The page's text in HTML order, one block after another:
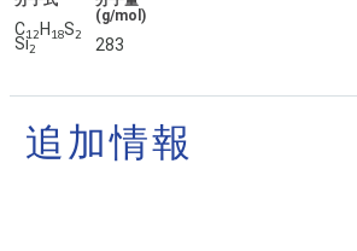
C12 H 18S2
Si2
(g/mol)
283
追加情報